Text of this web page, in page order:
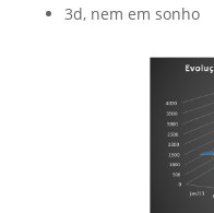
3d, nem em sonho